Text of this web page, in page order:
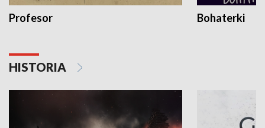
Profesor Bohaterki
HISTORIA